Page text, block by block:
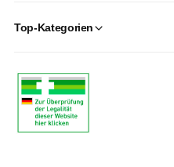
Top-Kategorien